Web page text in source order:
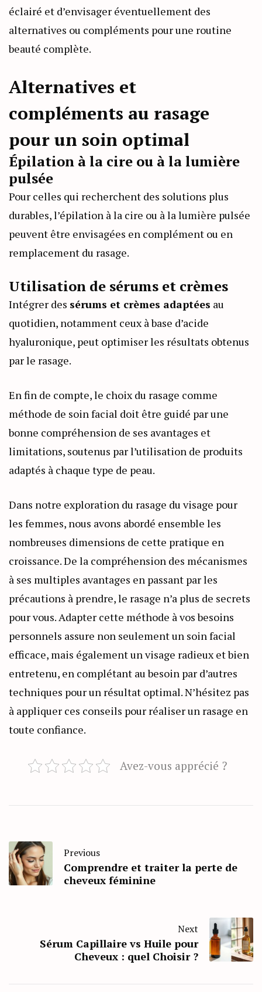
éclairé et d’envisager éventuellement des
alternatives ou compléments pour une routine
beauté complète.
Alternatives et
compléments au rasage
pour un soin optimal
Épilation à la cire ou à la lumière
pulsée
Pour celles qui recherchent des solutions plus
durables, l’épilation à la cire ou à la lumière pulsée
peuvent être envisagées en complément ou en
remplacement du rasage.
Utilisation de sérums et crèmes
Intégrer des sérums et crèmes adaptées au
quotidien, notamment ceux à base d’acide
hyaluronique, peut optimiser les résultats obtenus
par le rasage.
En fin de compte, le choix du rasage comme
méthode de soin facial doit être guidé par une
bonne compréhension de ses avantages et
limitations, soutenus par l’utilisation de produits
adaptés à chaque type de peau.
Dans notre exploration du rasage du visage pour
les femmes, nous avons abordé ensemble les
nombreuses dimensions de cette pratique en
croissance. De la compréhension des mécanismes
à ses multiples avantages en passant par les
précautions à prendre, le rasage n’a plus de secrets
pour vous. Adapter cette méthode à vos besoins
personnels assure non seulement un soin facial
efficace, mais également un visage radieux et bien
entretenu, en complétant au besoin par d’autres
techniques pour un résultat optimal. N’hésitez pas
à appliquer ces conseils pour réaliser un rasage en
toute confiance.
Avez-vous apprécié ?
Previous
Comprendre et traiter la perte de
cheveux féminine
Next
Sérum Capillaire vs Huile pour
Cheveux : quel Choisir ?